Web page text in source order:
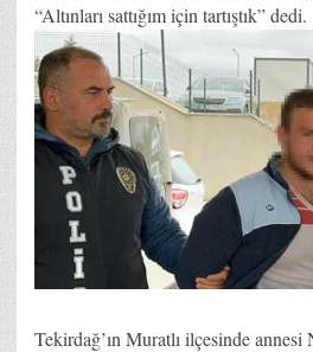
“Altınları sattığım için tartıştık” dedi.
Tekirdağ’ın Muratlı ilçesinde